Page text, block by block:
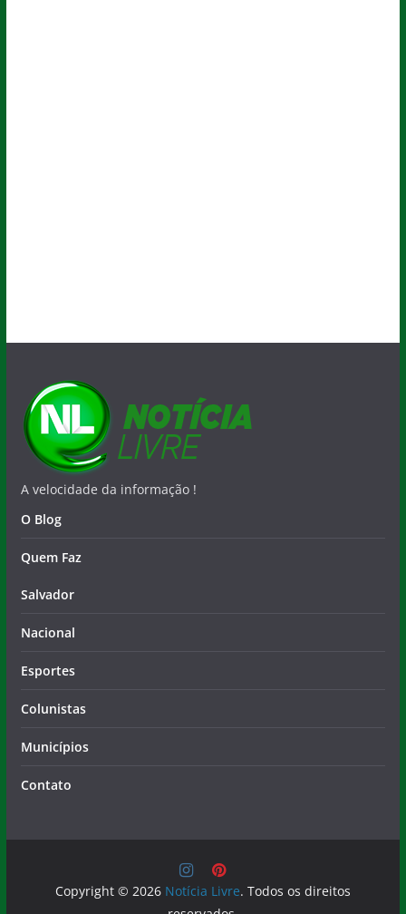
A velocidade da informação !
O Blog
Quem Faz
Salvador
Nacional
Esportes
Colunistas
Municípios
Contato
Copyright © 2026 Notícia Livre. Todos os direitos